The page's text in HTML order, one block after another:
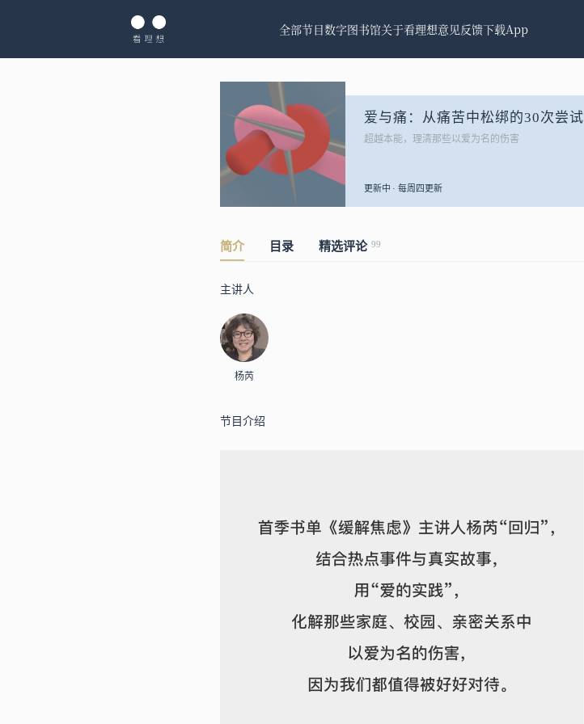
全部节目数字图书馆关于看理想意见反馈下载App
爱与痛：从痛苦中松绑的30次尝试
超越本能，理清那些以爱为名的伤害
更新中 · 每周四更新
简介 目录 精选评论 99
主讲人
杨芮
节目介绍